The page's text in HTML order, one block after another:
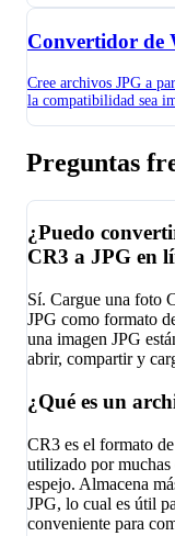
Convertidor de
Cree archivos JPG a
la compatibilidad sea
Preguntas
¿Puedo
CR3 a JPG en
Sí. Cargue una foto
JPG como formato
una imagen JPG
abrir, compartir y
¿Qué es un
CR3 es el formato
utilizado por muchas
espejo. Almacena
JPG, lo cual es útil
conveniente para